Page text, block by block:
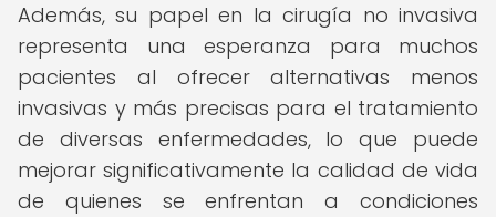
Además, su papel en la cirugía no invasiva
representa una esperanza para muchos
pacientes al ofrecer alternativas menos
invasivas y más precisas para el tratamiento
de diversas enfermedades, lo que puede
mejorar significativamente la calidad de vida
de quienes se enfrentan a condiciones